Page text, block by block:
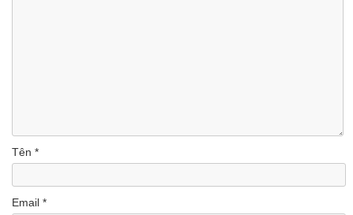
Tên *
Email *